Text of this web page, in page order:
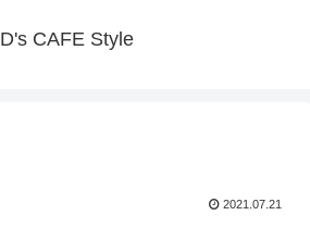
D's CAFE Style
2021.07.21